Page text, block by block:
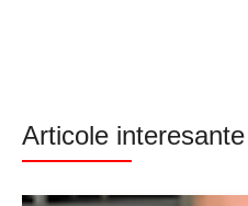
Articole interesante